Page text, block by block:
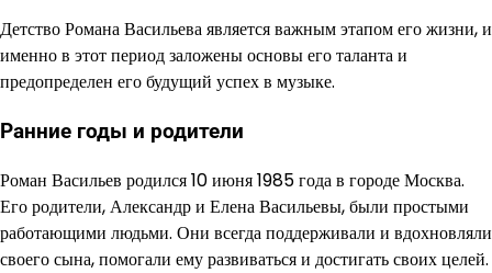
Детство Романа Васильева является важным этапом его жизни, и
именно в этот период заложены основы его таланта и
предопределен его будущий успех в музыке.
Ранние годы и родители
Роман Васильев родился 10 июня 1985 года в городе Москва.
Его родители, Александр и Елена Васильевы, были простыми
работающими людьми. Они всегда поддерживали и вдохновляли
своего сына, помогали ему развиваться и достигать своих целей.